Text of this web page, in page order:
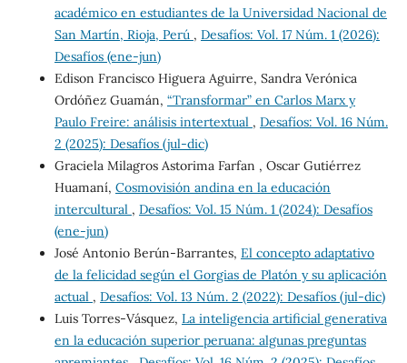
académico en estudiantes de la Universidad Nacional de
San Martín, Rioja, Perú , Desafíos: Vol. 17 Núm. 1 (2026):
Desafíos (ene-jun)
Edison Francisco Higuera Aguirre, Sandra Verónica
Ordóñez Guamán, “Transformar” en Carlos Marx y
Paulo Freire: análisis intertextual , Desafíos: Vol. 16 Núm.
2 (2025): Desafíos (jul-dic)
Graciela Milagros Astorima Farfan , Oscar Gutiérrez
Huamaní, Cosmovisión andina en la educación
intercultural , Desafíos: Vol. 15 Núm. 1 (2024): Desafíos
(ene-jun)
José Antonio Berún-Barrantes, El concepto adaptativo
de la felicidad según el Gorgias de Platón y su aplicación
actual , Desafíos: Vol. 13 Núm. 2 (2022): Desafíos (jul-dic)
Luis Torres-Vásquez, La inteligencia artificial generativa
en la educación superior peruana: algunas preguntas